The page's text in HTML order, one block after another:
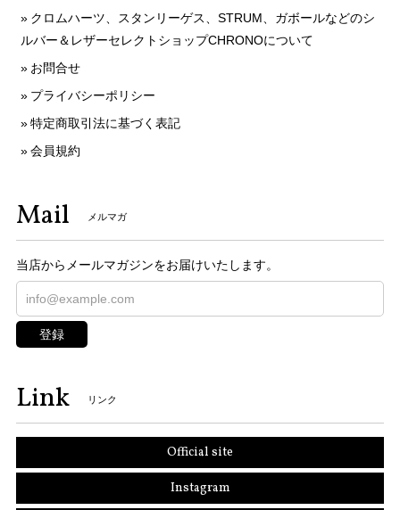
クロムハーツ、スタンリーゲス、STRUM、ガボールなどのシ
ルバー＆レザーセレクトショップCHRONOについて
お問合せ
プライバシーポリシー
特定商取引法に基づく表記
会員規約
Mail メルマガ
当店からメールマガジンをお届けいたします。
登録
Link リンク
Official site
Instagram